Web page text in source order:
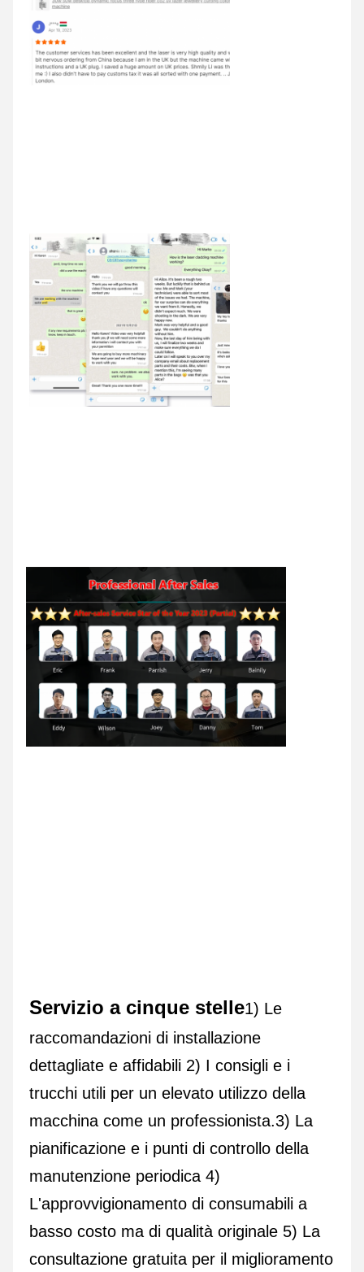
Servizio a cinque stelle1) Le
raccomandazioni di installazione
dettagliate e affidabili 2) I consigli e i
trucchi utili per un elevato utilizzo della
macchina come un professionista.3) La
pianificazione e i punti di controllo della
manutenzione periodica 4)
L'approvvigionamento di consumabili a
basso costo ma di qualità originale 5) La
consultazione gratuita per il miglioramento